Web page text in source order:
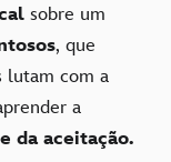
sobre um
, que
lutam com a
a
da aceitação.